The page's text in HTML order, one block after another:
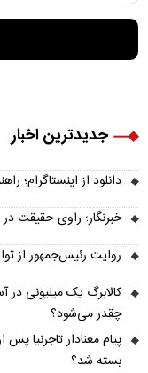
جدیدترین اخبار
دانلود از اینستاگرام؛
خبرنگار؛ راوی حقیقت
روایت رئیس‌جمهور از
کالابرگ یک میلیونی
چقدر می‌شود؟
پیام معنادار تاجرنیا
بسته شد؟